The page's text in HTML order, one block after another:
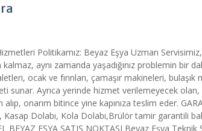
Politikamız: Beyaz Eşya Uzman
aynı zamanda yaşadığınız problemin bir
ocak ve fırınları, çamaşır makineleri,
sunar. Ayrıca yerinde hizmet verilemeyecek
onarım bitince yine kapınıza teslim eder.
Dolabı, Kola Dolabı,Brülör tamir garantili
BEYAZ EŞYA SATIŞ NOKTASI Beyaz Eşya